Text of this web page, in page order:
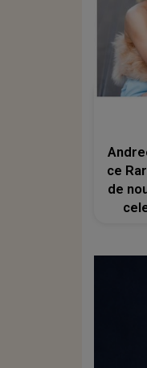
ce
de